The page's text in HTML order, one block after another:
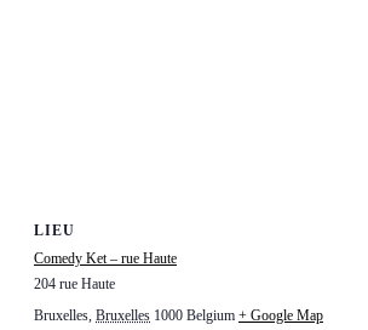
LIEU
Comedy Ket – rue Haute
204 rue Haute
Bruxelles, Bruxelles 1000 Belgium + Google Map